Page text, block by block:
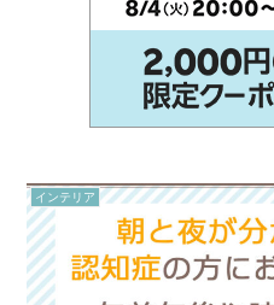
インテリア